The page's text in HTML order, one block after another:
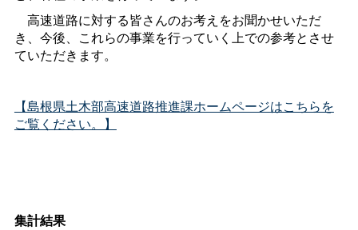
高速道路に対する皆さんのお考えをお聞かせいただ
き、今後、これらの事業を行っていく上での参考とさせ
ていただきます。
【島根県土木部高速道路推進課ホームページはこちらを
ご覧ください。】
集計結果